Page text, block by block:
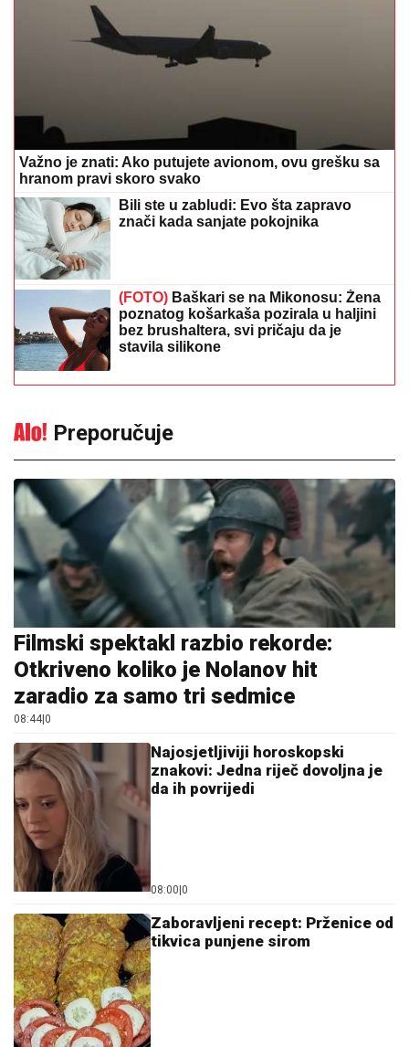
Važno je znati: Ako putujete avionom, ovu grešku sa
hranom pravi skoro svako
Bili ste u zabludi: Evo šta zapravo
znači kada sanjate pokojnika
(FOTO) Baškari se na Mikonosu: Žena
poznatog košarkaša pozirala u haljini
bez brushaltera, svi pričaju da je
stavila silikone
Preporučuje
Filmski spektakl razbio rekorde:
Otkriveno koliko je Nolanov hit
zaradio za samo tri sedmice
08:44|0
Najosjetljiviji horoskopski
znakovi: Jedna riječ dovoljna je
da ih povrijedi
08:00|0
Zaboravljeni recept: Prženice od
tikvica punjene sirom